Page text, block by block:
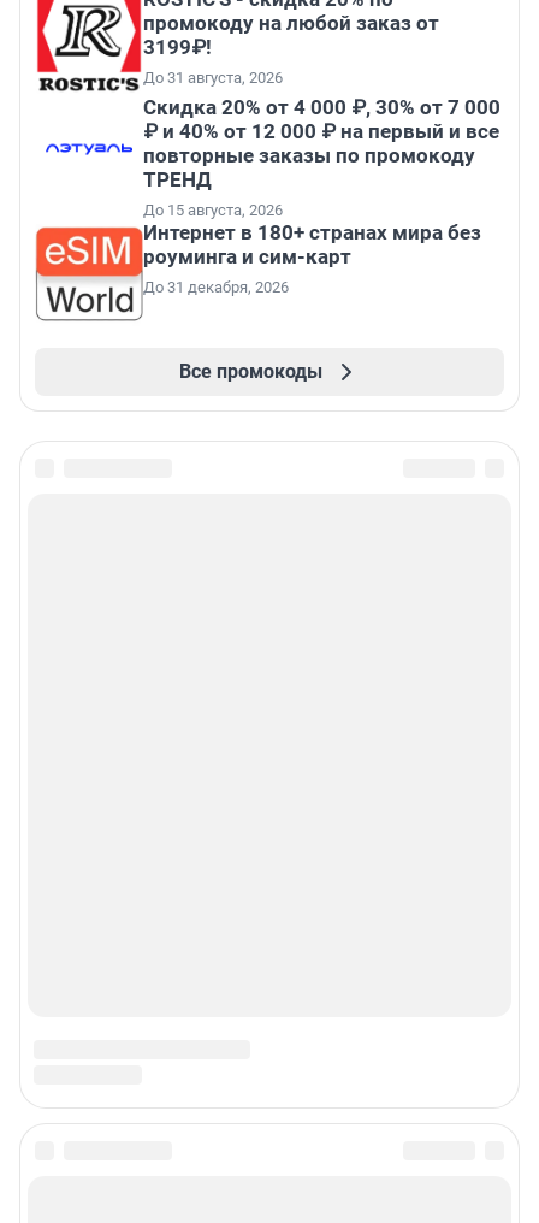
промокоду на любой заказ от
3199₽!
До 31 августа, 2026
Скидка 20% от 4 000 ₽, 30% от 7 000
₽ и 40% от 12 000 ₽ на первый и все
повторные заказы по промокоду
ТРЕНД
До 15 августа, 2026
Интернет в 180+ странах мира без
роуминга и сим-карт
До 31 декабря, 2026
Все промокоды